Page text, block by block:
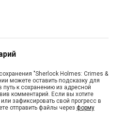
"Sherlock Holmes: Crimes &
можете оставить подсказку для
путь к сохранению из адресной
комментарий. Если вы хотите
зафиксировать свой прогресс в
отправить файлы через форму